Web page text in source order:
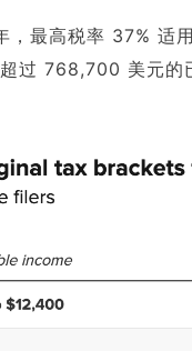
，最高税率 37% 适
过 768,700 美元的